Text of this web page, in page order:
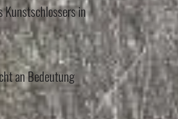
Kunstschlossers in
an Bedeutung